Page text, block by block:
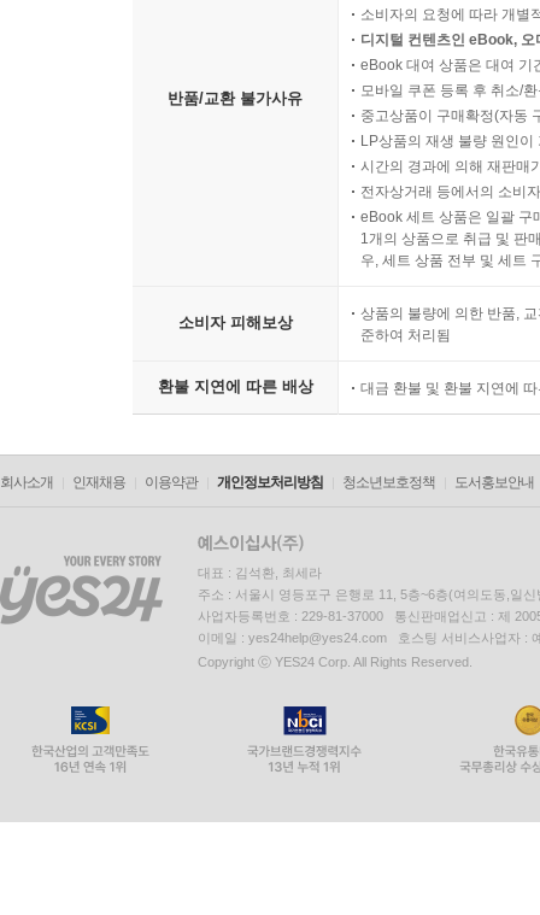
반품/교환 불가사유
소비자의 요청에 따라 개별
디지털 컨텐츠인 eBook,
eBook 대여 상품은 대여 기
모바일 쿠폰 등록 후 취소/
중고상품이 구매확정(자동
LP상품의 재생 불량 원인
시간의 경과에 의해 재판매
전자상거래 등에서의 소비
eBook 세트 상품은 일괄 구
1개의 상품으로 취급 및 판
우, 세트 상품 전부 및 세트
소비자 피해보상
상품의 불량에 의한 반품,
준하여 처리됨
환불 지연에 따른 배상 대금 환불 및 환불 지연에
회사소개 인재채용 이용약관 개인정보처리방침 청소년보호정책 도서홍보안내
대표 : 김석환, 최세라
주소 : 서울시 영등포구 은행로 11, 5층~6층(여의도동,일신
사업자등록번호 : 229-81-37000 통신판매업신고 : 제
이메일 : yes24help@yes24.com 호스팅 서비스사업자 :
Copyright ⓒ YES24 Corp. All Rights Reserved.